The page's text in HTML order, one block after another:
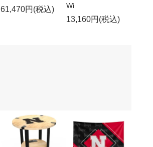
61,470円(税込)
Wi
13,160円(税込)